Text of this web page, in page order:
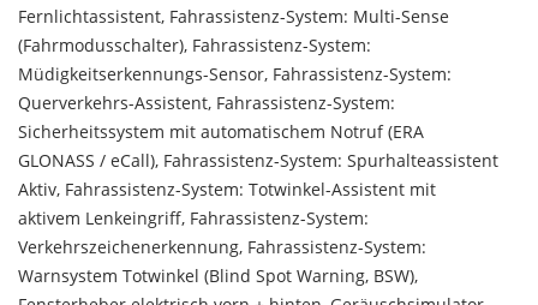
Fernlichtassistent, Fahrassistenz-System: Multi-Sense
(Fahrmodusschalter), Fahrassistenz-System:
Müdigkeitserkennungs-Sensor, Fahrassistenz-System:
Querverkehrs-Assistent, Fahrassistenz-System:
Sicherheitssystem mit automatischem Notruf (ERA
GLONASS / eCall), Fahrassistenz-System: Spurhalteassistent
Aktiv, Fahrassistenz-System: Totwinkel-Assistent mit
aktivem Lenkeingriff, Fahrassistenz-System:
Verkehrszeichenerkennung, Fahrassistenz-System:
Warnsystem Totwinkel (Blind Spot Warning, BSW),